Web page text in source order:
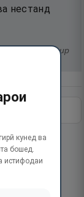
нестанд
тафсир
кунед ва
бошед.
истифодаи